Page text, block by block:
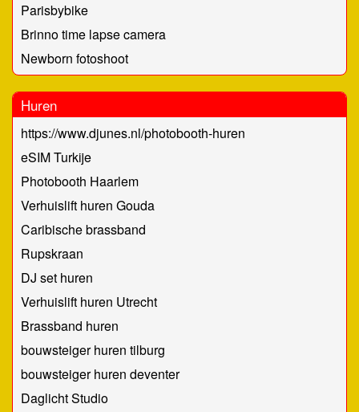
Parisbybike
Brinno time lapse camera
Newborn fotoshoot
Huren
https://www.djunes.nl/photobooth-huren
eSIM Turkije
Photobooth Haarlem
Verhuislift huren Gouda
Caribische brassband
Rupskraan
DJ set huren
Verhuislift huren Utrecht
Brassband huren
bouwsteiger huren tilburg
bouwsteiger huren deventer
Daglicht Studio